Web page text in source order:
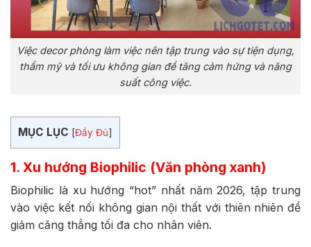
Việc decor phòng làm việc nên tập trung vào sự tiện dụng,
thẩm mỹ và tối ưu không gian để tăng cảm hứng và năng
suất công việc.
MỤC LỤC [Đầy Đủ]
1. Xu hướng Biophilic (Văn phòng xanh)
Biophilic là xu hướng “hot” nhất năm 2026, tập trung
vào việc kết nối không gian nội thất với thiên nhiên để
giảm căng thẳng tối đa cho nhân viên.